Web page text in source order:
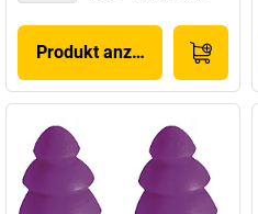
Produkt anzeigen